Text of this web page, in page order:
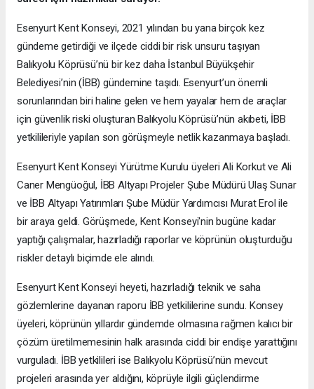
Esenyurt Kent Konseyi, 2021 yılından bu yana birçok kez
gündeme getirdiği ve ilçede ciddi bir risk unsuru taşıyan
Balıkyolu Köprüsü’nü bir kez daha İstanbul Büyükşehir
Belediyesi’nin (İBB) gündemine taşıdı. Esenyurt’un önemli
sorunlarından biri haline gelen ve hem yayalar hem de araçlar
için güvenlik riski oluşturan Balıkyolu Köprüsü’nün akıbeti, İBB
yetkilileriyle yapılan son görüşmeyle netlik kazanmaya başladı.
Esenyurt Kent Konseyi Yürütme Kurulu üyeleri Ali Korkut ve Ali
Caner Mengüoğul, İBB Altyapı Projeler Şube Müdürü Ulaş Sunar
ve İBB Altyapı Yatırımları Şube Müdür Yardımcısı Murat Erol ile
bir araya geldi. Görüşmede, Kent Konseyi'nin bugüne kadar
yaptığı çalışmalar, hazırladığı raporlar ve köprünün oluşturduğu
riskler detaylı biçimde ele alındı.
Esenyurt Kent Konseyi heyeti, hazırladığı teknik ve saha
gözlemlerine dayanan raporu İBB yetkililerine sundu. Konsey
üyeleri, köprünün yıllardır gündemde olmasına rağmen kalıcı bir
çözüm üretilmemesinin halk arasında ciddi bir endişe yarattığını
vurguladı. İBB yetkilileri ise Balıkyolu Köprüsü’nün mevcut
projeleri arasında yer aldığını, köprüyle ilgili güçlendirme